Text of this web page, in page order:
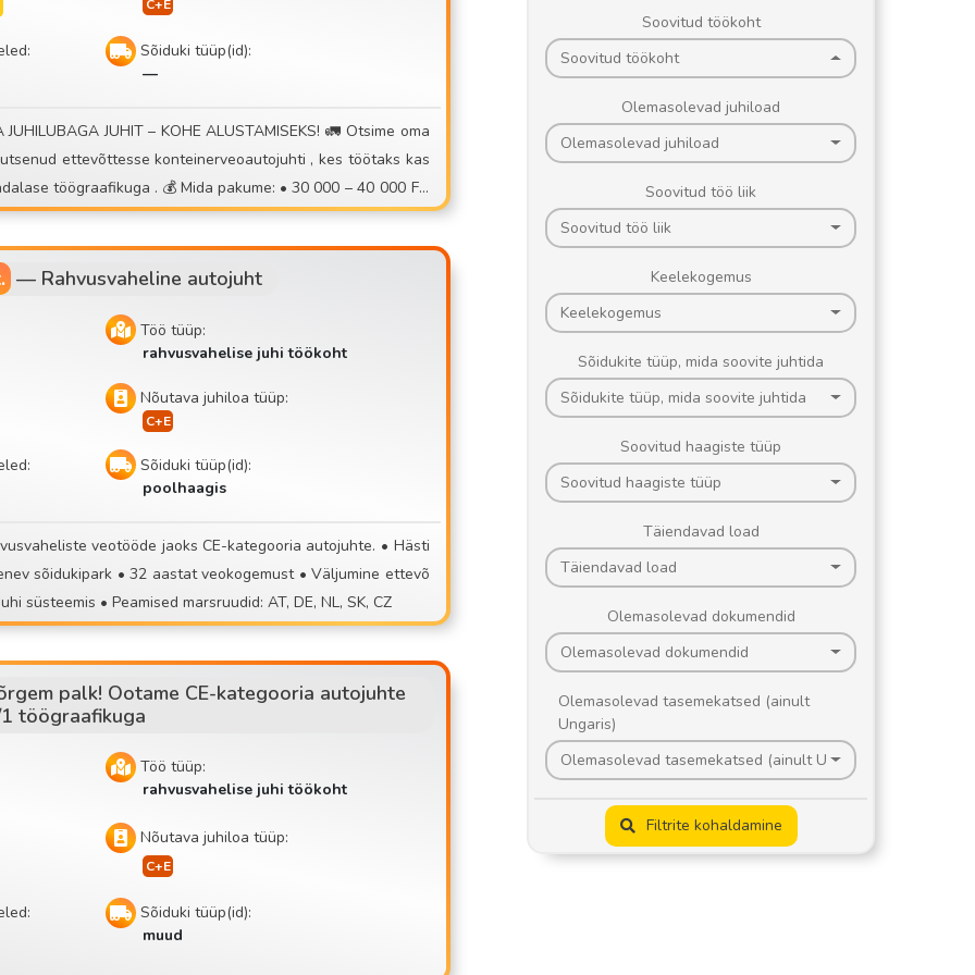
Sõiduki tüüp(id):
—
km 🕒 Tööaeg / Tö
•
• Seisukütte • Rajashoidja
— Rahvusvaheline autojuht
Töö tüüp:
rahvusvahelise juhi töökoht
Nõutava juhiloa tüüp:
Sõiduki tüüp(id):
poolhaagis
• Väljumine ettevõ
tte territooriumilt, kindla autojuhi süsteemis • Peamised marsruudid: AT, DE, NL, SK, CZ
palk! Ootame CE-kategooria autojuhte
töögraafikuga
Töö tüüp:
rahvusvahelise juhi töökoht
Nõutava juhiloa tüüp:
Sõiduki tüüp(id):
muud
Soovitud töökoht
Soovitud töökoht
Olemasolevad juhiload
Olemasolevad juhiload
Soovitud töö liik
Soovitud töö liik
Keelekogemus
Keelekogemus
Sõidukite tüüp, mida soovite juhtida
Sõidukite tüüp, mida soovite juhtida
Soovitud haagiste tüüp
Soovitud haagiste tüüp
Täiendavad load
Täiendavad load
Olemasolevad dokumendid
Olemasolevad dokumendid
Olemasolevad tasemekatsed (ainult
Ungaris)
Olemasolevad tasemekatsed (ainult Ungaris)
Filtrite kohaldamine